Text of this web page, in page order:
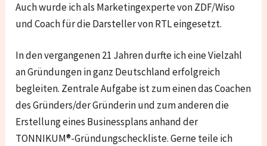
Auch wurde ich als Marketingexperte von ZDF/Wiso
und Coach für die Darsteller von RTL eingesetzt.
In den vergangenen 21 Jahren durfte ich eine Vielzahl
an Gründungen in ganz Deutschland erfolgreich
begleiten. Zentrale Aufgabe ist zum einen das Coachen
des Gründers/der Gründerin und zum anderen die
Erstellung eines Businessplans anhand der
TONNIKUM®-Gründungscheckliste. Gerne teile ich